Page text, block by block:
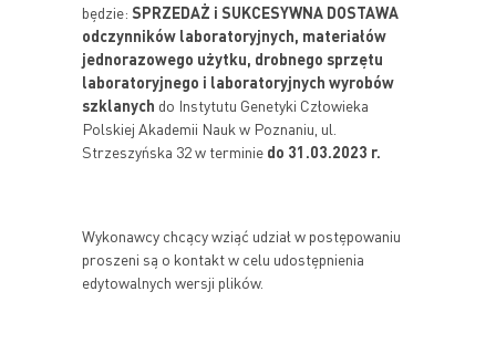
będzie: SPRZEDAŻ i SUKCESYWNA DOSTAWA
odczynników laboratoryjnych, materiałów
jednorazowego użytku, drobnego sprzętu
laboratoryjnego i laboratoryjnych wyrobów
szklanych do Instytutu Genetyki Człowieka
Polskiej Akademii Nauk w Poznaniu, ul.
Strzeszyńska 32 w terminie do 31.03.2023 r.
Wykonawcy chcący wziąć udział w postępowaniu
proszeni są o kontakt w celu udostępnienia
edytowalnych wersji plików.